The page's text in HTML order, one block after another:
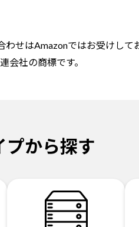
せはAmazonではお受けして
会社の商標です。
プから探す